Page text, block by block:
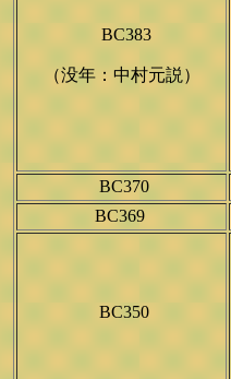
BC383
（没年：中村元説）
BC370
BC369
BC350